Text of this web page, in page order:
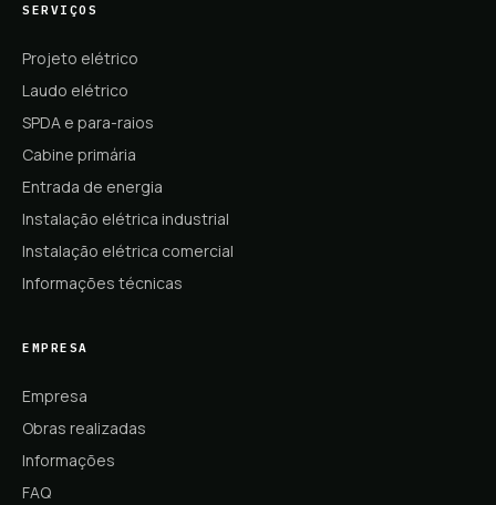
SERVIÇOS
Projeto elétrico
Laudo elétrico
SPDA e para-raios
Cabine primária
Entrada de energia
Instalação elétrica industrial
Instalação elétrica comercial
Informações técnicas
EMPRESA
Empresa
Obras realizadas
Informações
FAQ